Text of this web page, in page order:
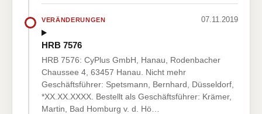
VERÄNDERUNGEN 07.11.2019
HRB 7576
HRB 7576: CyPlus GmbH, Hanau, Rodenbacher
Chaussee 4, 63457 Hanau. Nicht mehr
Geschäftsführer: Spetsmann, Bernhard, Düsseldorf,
*XX.XX.XXXX. Bestellt als Geschäftsführer: Krämer,
Martin, Bad Homburg v. d. Hö…